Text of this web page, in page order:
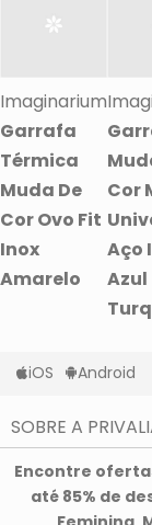
Imaginarium
Garrafa
Térmica
Muda De
Cor Ovo Fit
Inox
Amarelo
Cor
Aço
Azul
iOS Android
SOBRE A
Privacidade e
Condições de
Encontre
até 85% de